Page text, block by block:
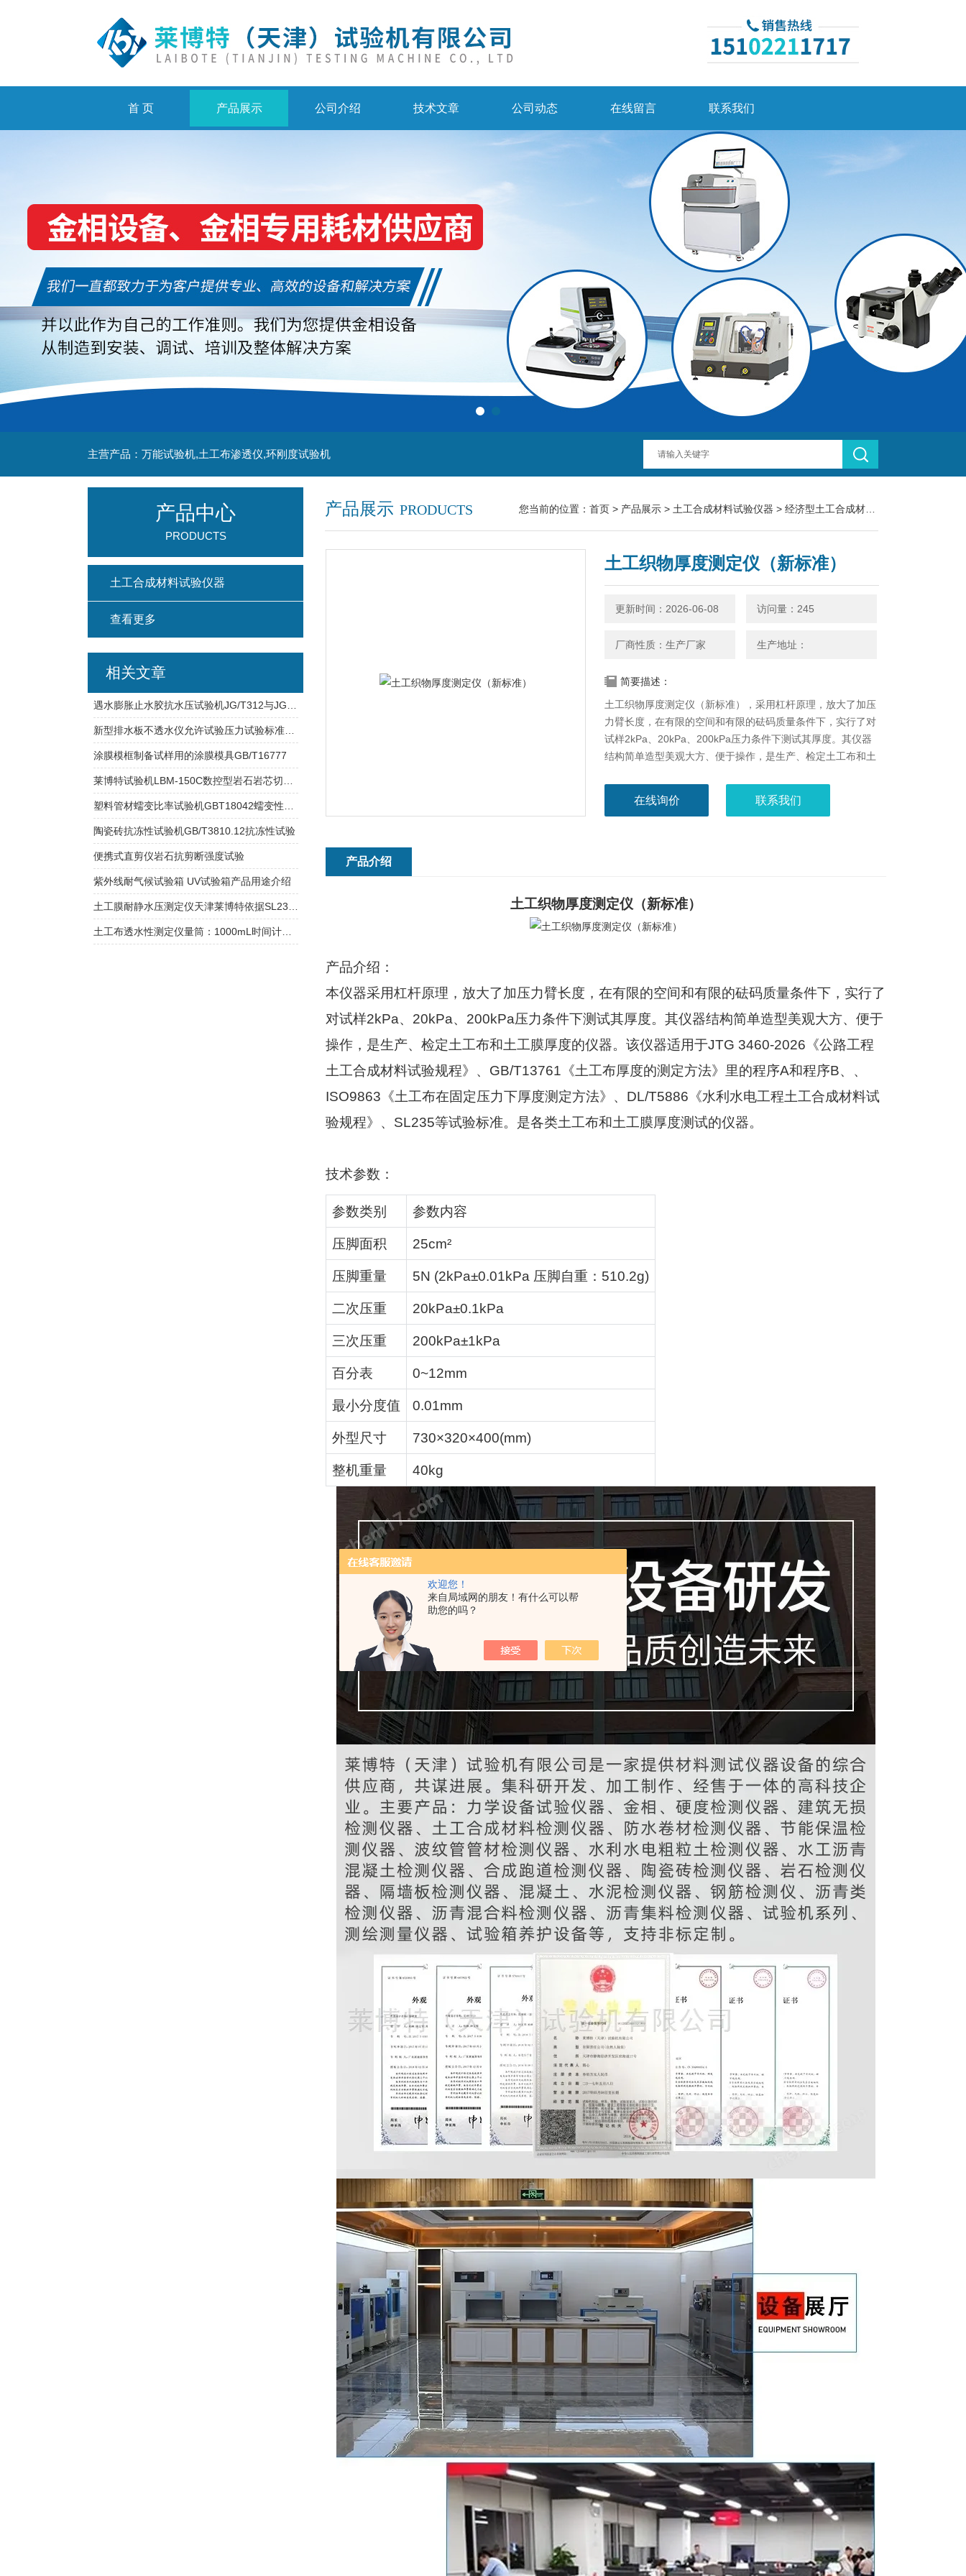
欢迎您！
来自局域网的朋友！有什么可以帮
助您的吗？
首 页 产品展示 公司介绍 技术文章 公司动态 在线留言 联系我们
主营产品：万能试验机,土工布渗透仪,环刚度试验机
产品展示 PRODUCTS 您当前的位置： 首页 > 产品展示 > 土工合成材料试验仪器 > 经济型土工合成材料仪器
土工织物厚度测定仪（新标准）
更新时间：2026-06-08 访问量：245
厂商性质：生产厂家 生产地址：
简要描述：
土工织物厚度测定仪（新标准），采用杠杆原理，放大了加压
力臂长度，在有限的空间和有限的砝码质量条件下，实行了对
试样2kPa、20kPa、200kPa压力条件下测试其厚度。其仪器
结构简单造型美观大方、便于操作，是生产、检定土工布和土
在线询价 联系我们
产品介绍
土工织物厚度测定仪（新标准）
产品介绍：
本仪器采用杠杆原理，放大了加压力臂长度，在有限的空间和有限的砝码质量条件下，实行了
对试样2kPa、 20kPa、 200kPa压力条件下测试其厚度。其仪器结构简单造型美观大方、便于
操作，是生产、检定土工布和土工膜厚度的仪器。该仪器适用于JTG 3460-2026 《公路工程
土工合成材料试验规程》、 GB/T13761 《土工布厚度的测定方法》里的程序A和程序B、、
ISO9863 《土工布在固定压力下厚度测定方法》、 DL/T5886 《水利水电工程土工合成材料试
验规程》、 SL235等试验标准。是各类土工布和土工膜厚度测试的仪器。
技术参数：
参数类别 参数内容
压脚面积 25cm²
压脚重量 5N (2kPa±0.01kPa 压脚自重： 510.2g)
二次压重 20kPa±0.1kPa
三次压重 200kPa±1kPa
百分表 0~12mm
最小分度值 0.01mm
外型尺寸 730×320×400(mm)
整机重量 40kg
产品中心
PRODUCTS
土工合成材料试验仪器
查看更多
相关文章
新型排水板不透水仪允许试验压力试验标准介绍
涂膜模框制备试样用的涂膜模具GB/T16777
陶瓷砖抗冻性试验机GB/T3810.12抗冻性试验
便携式直剪仪岩石抗剪断强度试验
紫外线耐气候试验箱 UV试验箱产品用途介绍
土工布透水性测定仪量筒：1000mL时间计数器：0~99.99